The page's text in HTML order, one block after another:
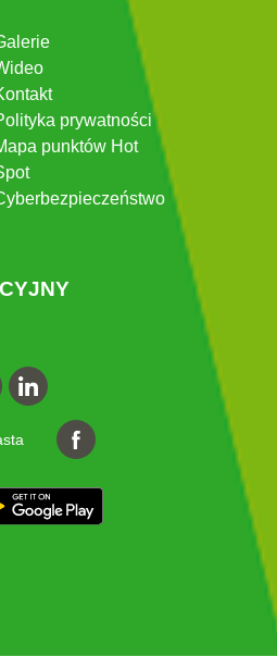
prywatności
punktów Hot